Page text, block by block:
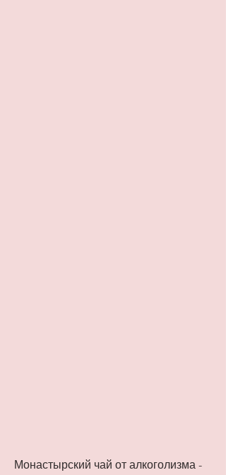
Монастырский чай от алкоголизма -